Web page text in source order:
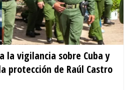
la vigilancia sobre Cuba y
protección de Raúl Castro